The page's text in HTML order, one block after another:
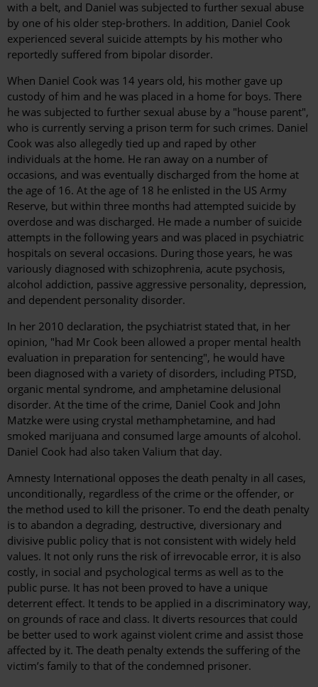
with a belt, and Daniel was subjected to further sexual abuse
by one of his older step-brothers. In addition, Daniel Cook
experienced several suicide attempts by his mother who
reportedly suffered from bipolar disorder.
When Daniel Cook was 14 years old, his mother gave up
custody of him and he was placed in a home for boys. There
he was subjected to further sexual abuse by a "house parent",
who is currently serving a prison term for such crimes. Daniel
Cook was also allegedly tied up and raped by other
individuals at the home. He ran away on a number of
occasions, and was eventually discharged from the home at
the age of 16. At the age of 18 he enlisted in the US Army
Reserve, but within three months had attempted suicide by
overdose and was discharged. He made a number of suicide
attempts in the following years and was placed in psychiatric
hospitals on several occasions. During those years, he was
variously diagnosed with schizophrenia, acute psychosis,
alcohol addiction, passive aggressive personality, depression,
and dependent personality disorder.
In her 2010 declaration, the psychiatrist stated that, in her
opinion, "had Mr Cook been allowed a proper mental health
evaluation in preparation for sentencing", he would have
been diagnosed with a variety of disorders, including PTSD,
organic mental syndrome, and amphetamine delusional
disorder. At the time of the crime, Daniel Cook and John
Matzke were using crystal methamphetamine, and had
smoked marijuana and consumed large amounts of alcohol.
Daniel Cook had also taken Valium that day.
Amnesty International opposes the death penalty in all cases,
unconditionally, regardless of the crime or the offender, or
the method used to kill the prisoner. To end the death penalty
is to abandon a degrading, destructive, diversionary and
divisive public policy that is not consistent with widely held
values. It not only runs the risk of irrevocable error, it is also
costly, in social and psychological terms as well as to the
public purse. It has not been proved to have a unique
deterrent effect. It tends to be applied in a discriminatory way,
on grounds of race and class. It diverts resources that could
be better used to work against violent crime and assist those
affected by it. The death penalty extends the suffering of the
victim’s family to that of the condemned prisoner.